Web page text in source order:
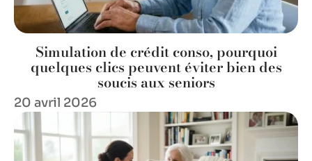
Simulation de crédit conso, pourquoi
quelques clics peuvent éviter bien des
soucis aux seniors
20 avril 2026